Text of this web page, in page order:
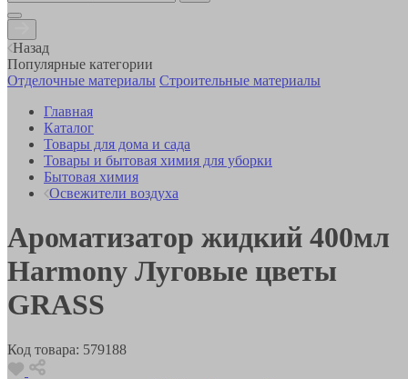
Назад
Популярные категории
Отделочные материалы Строительные материалы
Главная
Каталог
Товары для дома и сада
Товары и бытовая химия для уборки
Бытовая химия
Освежители воздуха
Ароматизатор жидкий 400мл
Harmony Луговые цветы
GRASS
Код товара: 579188